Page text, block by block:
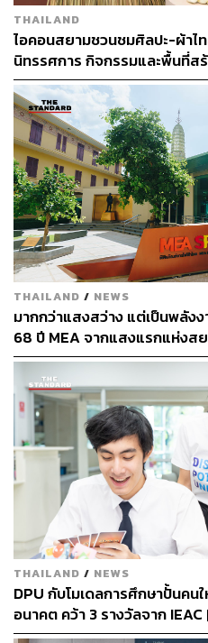
นอกจากนี้ยังร่วมกับวิทยาลัยวิ
กีฬา มหาวิทยาลัยมหิดล จัดงาน
เพื่อส่งเสริมการออกกำลังกาย
ถึงแม้ว่าเงินทุนที่ส่งมอบให้กับโ
ใหม่’ จะถูกเปลี่ยนเป็นขาเทีย
แต่อย่างน้อยผู้พิการขาขาดส่ว
ได้อย่างปกติเหมือนพวกเราทุก
TAGS: Reparil gel N
บริษัท เวี
Advertorial
ผู้พิการ
สมเด็จพระศรีนครินทราบ
ABOUT
THE
กองบรรณ
THAILAND
ไอคอนสยามชวนชมศิลปะ-ผ้าไ
นิทรรศการ กิจกรรมและพื้นที่ส
แม่ [ADVERTORIAL]
THAILAND / NEWS
มากกว่าแสงสว่าง แต่เป็นพลัง
68 ปี MEA จากแสงแรกแห่งส
เมือง ผ่าน MEA SPARK
THAILAND / NEWS
DPU กับโมเดลการศึกษาปั้นคน
อนาคต คว้า 3 รางวัลจาก